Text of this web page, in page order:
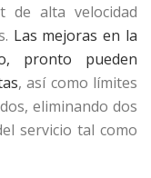
de alta velocidad
Las mejoras en la
pronto pueden
, así como límites
eliminando dos
servicio tal como